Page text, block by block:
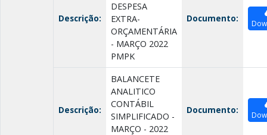
Descrição:
DESPESA
EXTRA-
ORÇAMENTÁRIA
- MARÇO 2022
PMPK
Documento:
Descrição:
BALANCETE
ANALITICO
CONTÁBIL
SIMPLIFICADO -
MARÇO - 2022
Documento: